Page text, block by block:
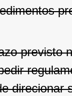
previsto
direcionar